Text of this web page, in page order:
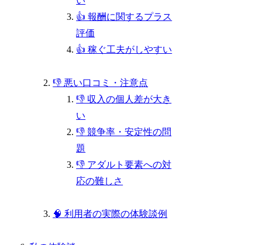
👍 報酬に関するプラス
評価
👍 稼ぐ工夫がしやすい
👎 悪い口コミ・注意点
👎 収入の個人差が大き
い
👎 競争率・安定性の問
題
👎 アダルト要素への対
応の難しさ
🧠 利用者の実際の体験談例